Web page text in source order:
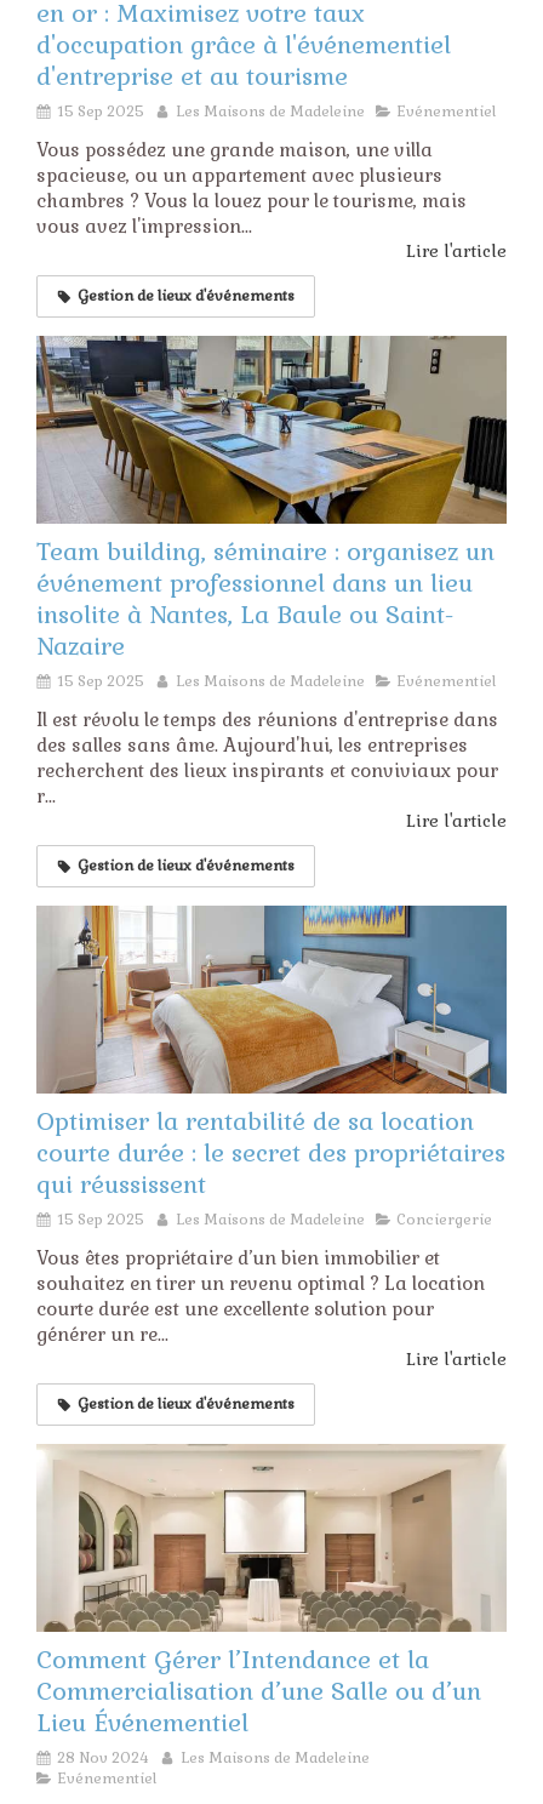
en or : Maximisez votre taux
d'occupation grâce à l'événementiel
d'entreprise et au tourisme
15 Sep 2025 Les Maisons de Madeleine Evénementiel
Vous possédez une grande maison, une villa
spacieuse, ou un appartement avec plusieurs
chambres ? Vous la louez pour le tourisme, mais
vous avez l'impression...
Lire l'article
Gestion de lieux d'événements
Team building, séminaire : organisez un
événement professionnel dans un lieu
insolite à Nantes, La Baule ou Saint-
Nazaire
15 Sep 2025 Les Maisons de Madeleine Evénementiel
Il est révolu le temps des réunions d'entreprise dans
des salles sans âme. Aujourd'hui, les entreprises
recherchent des lieux inspirants et conviviaux pour
r...
Lire l'article
Gestion de lieux d'événements
Optimiser la rentabilité de sa location
courte durée : le secret des propriétaires
qui réussissent
15 Sep 2025 Les Maisons de Madeleine Conciergerie
Vous êtes propriétaire d’un bien immobilier et
souhaitez en tirer un revenu optimal ? La location
courte durée est une excellente solution pour
générer un re...
Lire l'article
Gestion de lieux d'événements
Comment Gérer l’Intendance et la
Commercialisation d’une Salle ou d’un
Lieu Événementiel
28 Nov 2024
Les Maisons de Madeleine
Evénementiel